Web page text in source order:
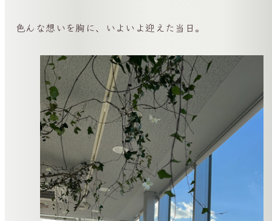
色んな想いを胸に、いよいよ迎えた当日。